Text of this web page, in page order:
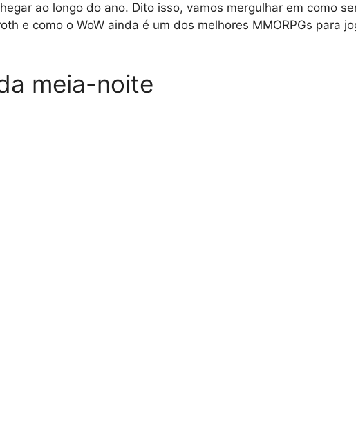
ao longo do ano. Dito isso, vamos mergulhar em como
e como o WoW ainda é um dos melhores MMORPGs para
meia-noite